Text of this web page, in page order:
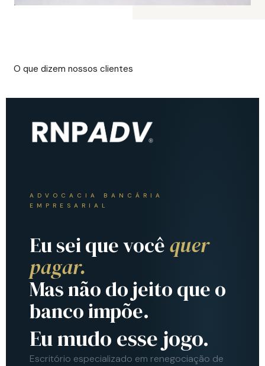
O que dizem nossos clientes
ADVOCACIA BANCÁRIA
EMPRESARIAL
Eu sei que vocêquer
pagar.
Mas não do jeito que o
banco impõe.
Eu mudo esse jogo.
Escritório especializado em renegociação de